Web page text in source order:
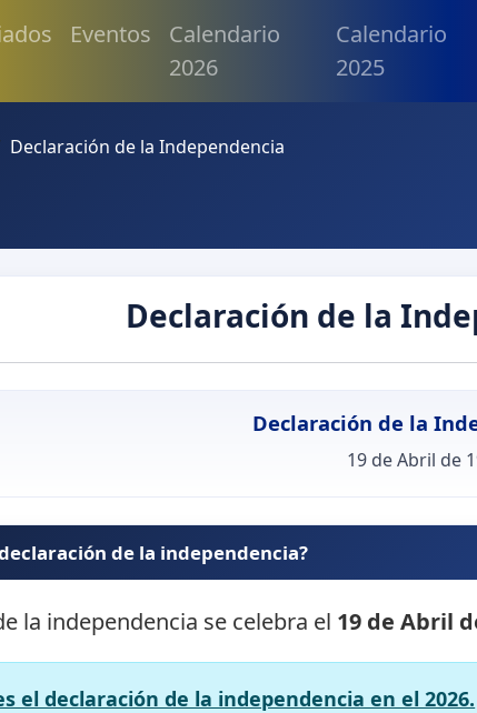
Eventos
Calendario
2026
Calendario
2025
Declaración de la Independencia
Declaración de la
Declaración de la
19 de Abril de
de la independencia?
la independencia se celebra el 19 de Abril
el declaración de la independencia en el 2026.